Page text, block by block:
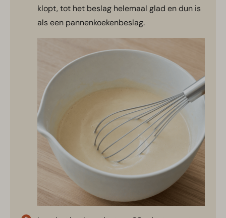
klopt, tot het beslag helemaal glad en dun is
als een pannenkoekenbeslag.